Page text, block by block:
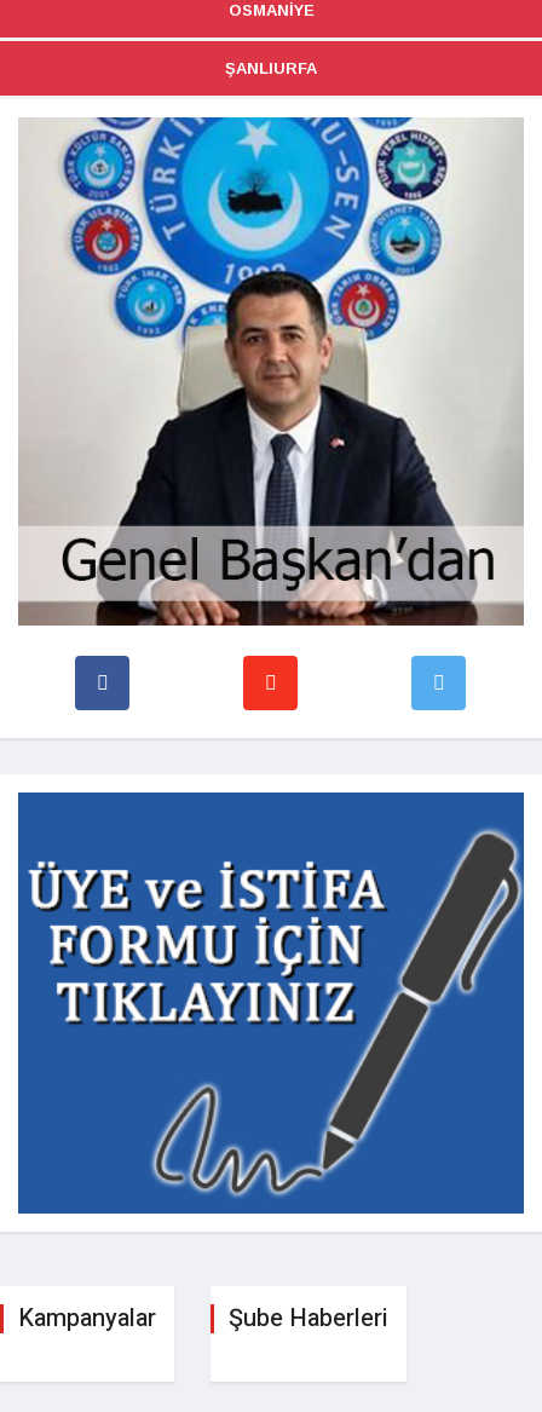
OSMANIYE
ŞANLIURFA
Kampanyalar Şube Haberleri